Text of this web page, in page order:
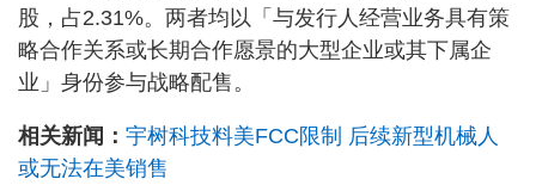
股，占2.31%。两者均以「与发行人经营业务具有策
略合作关系或长期合作愿景的大型企业或其下属企
业」身份参与战略配售。
相关新闻： 宇树科技料美FCC限制 后续新型机械人
或无法在美销售